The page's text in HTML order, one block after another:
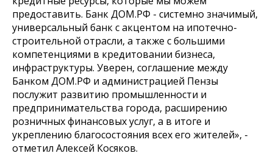
предоставить. Банк ДОМ.РФ - системно значимый,
универсальный банк с акцентом на ипотечно-
строительной отрасли, а также с большими
компетенциями в кредитовании бизнеса,
инфраструктуры. Уверен, соглашение между
Банком ДОМ.РФ и администрацией Пензы
послужит развитию промышленности и
предпринимательства города, расширению
розничных финансовых услуг, а в итоге и
укреплению благосостояния всех его жителей», -
отметил Алексей Косяков.